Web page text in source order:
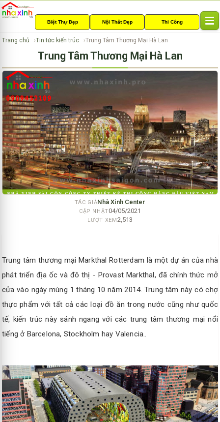
Biệt Thự Đẹp Nội Thất Đẹp Thi Công
v
i
g
a
t
i
o
n
Trang chủ Tin tức kiến trúc Trung Tâm Thương Mại Hà Lan
Trung Tâm Thương Mại Hà Lan
TÁC GIẢNhà Xinh Center
CẬP NHẬT04/05/2021
LƯỢT XEM2,513
Trung tâm thương mại Markthal Rotterdam là một dự án của nhà
phát triển địa ốc và đô thị - Provast Markthal, đã chính thức mở
cửa vào ngày mùng 1 tháng 10 năm 2014. Trung tâm này có chợ
thực phẩm với tất cả các loại đồ ăn trong nước cũng như quốc
tế, kiến trúc này sánh ngang với các trung tâm thương mại nổi
tiếng ở Barcelona, ​​Stockholm hay Valencia..